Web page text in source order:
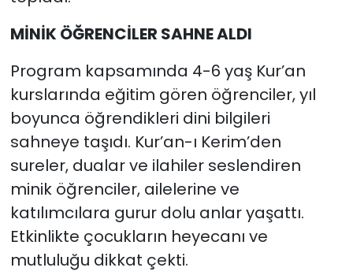
MİNİK ÖĞRENCİLER SAHNE ALDI
Program kapsamında 4-6 yaş Kur’an
kurslarında eğitim gören öğrenciler, yıl
boyunca öğrendikleri dini bilgileri
sahneye taşıdı. Kur’an-ı Kerim’den
sureler, dualar ve ilahiler seslendiren
minik öğrenciler, ailelerine ve
katılımcılara gurur dolu anlar yaşattı.
Etkinlikte çocukların heyecanı ve
mutluluğu dikkat çekti.